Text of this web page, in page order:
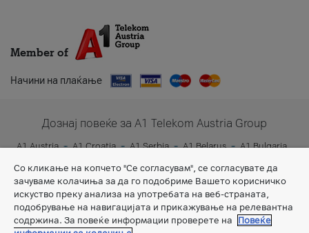
Member of
Начини на плаќање
Дознај повеќе за A1 Telekom Austria Group
A1 Austria A1 Croatia A1 Serbia A1 Belarus
A1 Bulgaria
Со кликање на копчето "Се согласувам", се согласувате да
зачуваме колачиња за да го подобриме Вашето корисничко
искуство преку анализа на употребата на веб-страната,
подобрување на навигацијата и прикажување на релевантна
содржина. За повеќе информации проверете на
Повеќе